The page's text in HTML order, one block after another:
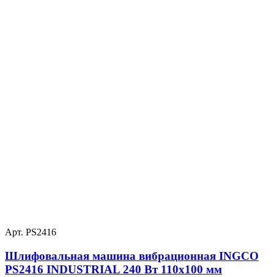
Арт. PS2416
Шлифовальная машина вибрационная INGCO
PS2416 INDUSTRIAL 240 Вт 110х100 мм